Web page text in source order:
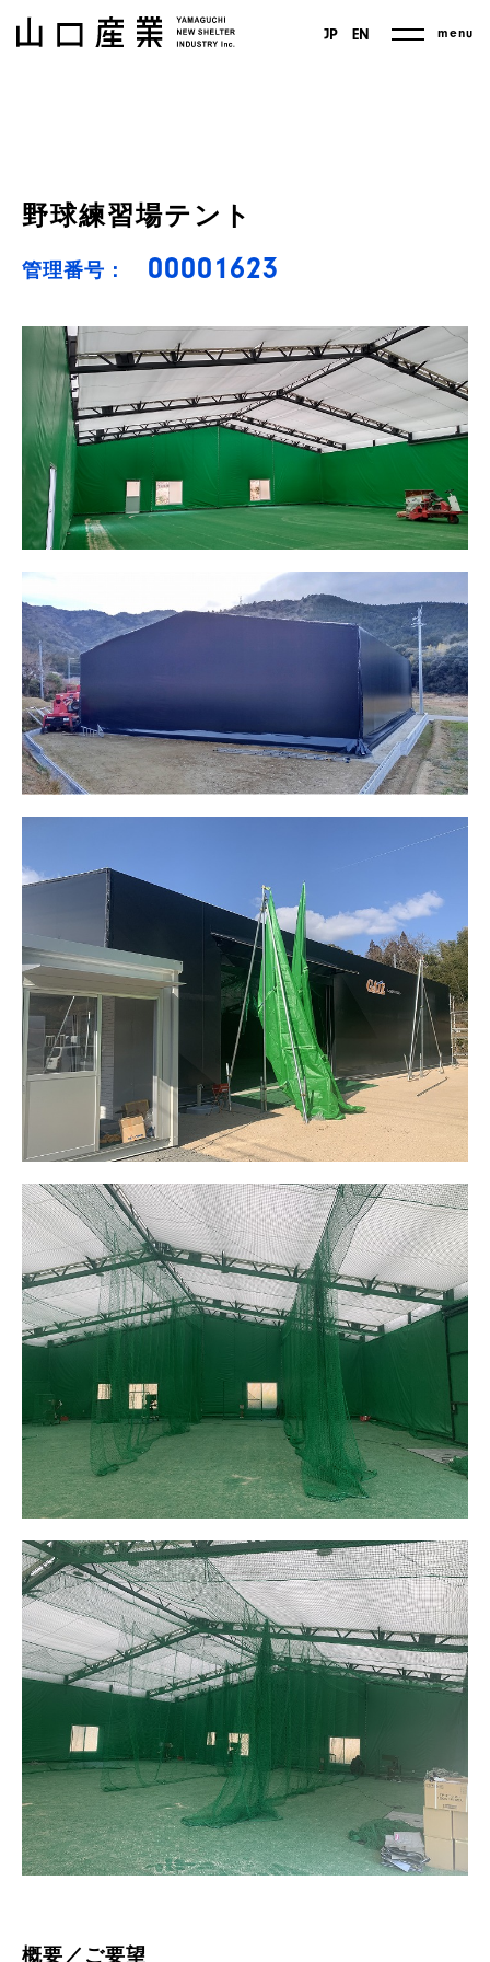
JP EN menu
野球練習場テント
管理番号： 00001623
概要／ご要望